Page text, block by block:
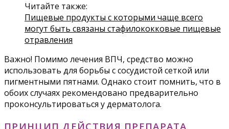
Читайте также:
Пищевые продукты с которыми чаще всего
могут быть связаны стафилококковые пищевые
отравления
Важно! Помимо лечения ВПЧ, средство можно
использовать для борьбы с сосудистой сеткой или
пигментными пятнами. Однако стоит помнить, что в
обоих случаях рекомендовано предварительно
проконсультироваться у дерматолога.
ПРИНЦИП ДЕЙСТВИЯ ПРЕПАРАТА